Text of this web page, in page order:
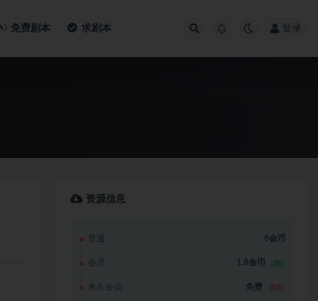
免费剧本 求剧本 登录
资源信息
普通 6金币
会员 1.8金币 3折
永久会员 免费